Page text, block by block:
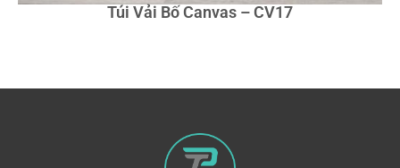
Túi Vải Bố Canvas – CV17